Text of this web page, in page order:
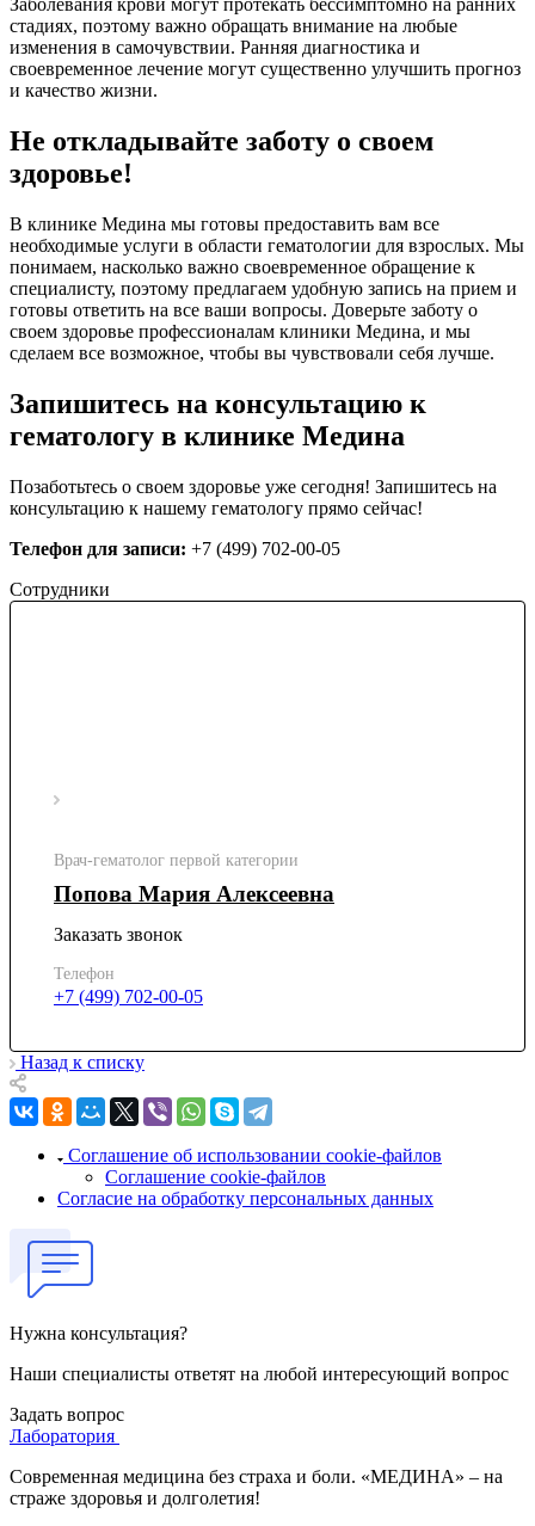
Заболевания крови могут протекать бессимптомно на ранних
стадиях, поэтому важно обращать внимание на любые
изменения в самочувствии. Ранняя диагностика и
своевременное лечение могут существенно улучшить прогноз
и качество жизни.
Не откладывайте заботу о своем
здоровье!
В клинике Медина мы готовы предоставить вам все
необходимые услуги в области гематологии для взрослых. Мы
понимаем, насколько важно своевременное обращение к
специалисту, поэтому предлагаем удобную запись на прием и
готовы ответить на все ваши вопросы. Доверьте заботу о
своем здоровье профессионалам клиники Медина, и мы
сделаем все возможное, чтобы вы чувствовали себя лучше.
Запишитесь на консультацию к
гематологу в клинике Медина
Позаботьтесь о своем здоровье уже сегодня! Запишитесь на
консультацию к нашему гематологу прямо сейчас!
Телефон для записи: +7 (499) 702-00-05
Сотрудники
Врач-гематолог первой категории
Попова Мария Алексеевна
Заказать звонок
Телефон
+7 (499) 702-00-05
Назад к списку
Соглашение об использовании cookie-файлов
Соглашение cookie-файлов
Согласие на обработку персональных данных
Нужна консультация?
Наши специалисты ответят на любой интересующий вопрос
Задать вопрос
Лаборатория
Современная медицина без страха и боли. «МЕДИНА» – на
страже здоровья и долголетия!